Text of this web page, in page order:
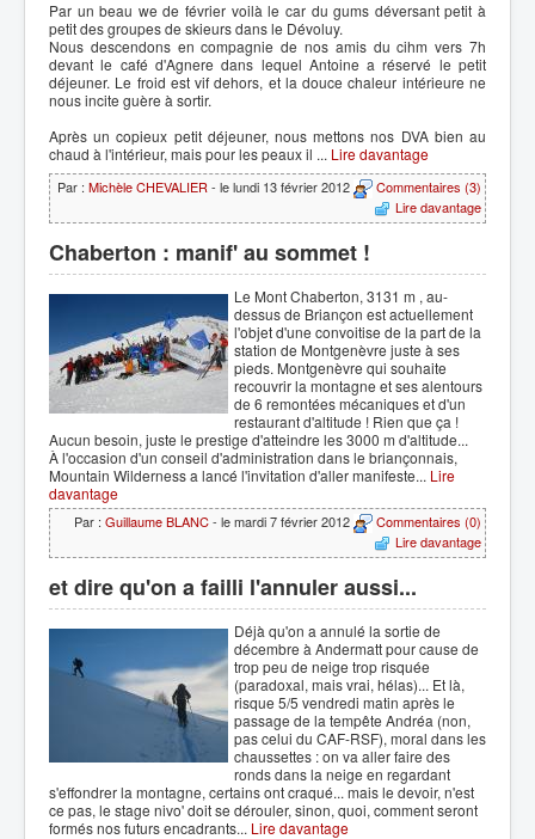
Par un beau we de février voilà le car du gums déversant petit à
petit des groupes de skieurs dans le Dévoluy.
Nous descendons en compagnie de nos amis du cihm vers 7h
devant le café d'Agnere dans lequel Antoine a réservé le petit
déjeuner. Le froid est vif dehors, et la douce chaleur intérieure ne
nous incite guère à sortir.
Après un copieux petit déjeuner, nous mettons nos DVA bien au
chaud à l'intérieur, mais pour les peaux il ... Lire davantage
Par : Michèle CHEVALIER - le lundi 13 février 2012
Commentaires (3)
Lire davantage
Chaberton : manif' au sommet !
Le Mont Chaberton, 3131 m , au-
dessus de Briançon est actuellement
l'objet d'une convoitise de la part de la
station de Montgenèvre juste à ses
pieds. Montgenèvre qui souhaite
recouvrir la montagne et ses alentours
de 6 remontées mécaniques et d'un
restaurant d'altitude ! Rien que ça !
Aucun besoin, juste le prestige d'atteindre les 3000 m d'altitude...
À l'occasion d'un conseil d'administration dans le briançonnais,
Mountain Wilderness a lancé l'invitation d'aller manifeste... Lire
davantage
Par : Guillaume BLANC- le mardi 7 février 2012
Commentaires (0)
Lire davantage
et dire qu'on a failli l'annuler aussi...
Déjà qu'on a annulé la sortie de
décembre à Andermatt pour cause de
trop peu de neige trop risquée
(paradoxal, mais vrai, hélas)... Et là,
risque 5/5 vendredi matin après le
passage de la tempête Andréa (non,
pas celui du CAF-RSF), moral dans les
chaussettes : on va aller faire des
ronds dans la neige en regardant
s'effondrer la montagne, certains ont craqué... mais le devoir, n'est
ce pas, le stage nivo' doit se dérouler, sinon, quoi, comment seront
formés nos futurs encadrants... Lire davantage